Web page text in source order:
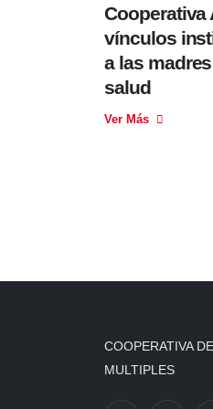
Cooperativa
vínculos
a las
salud
Ver Más
COOPERATIVA
MULTIPLES